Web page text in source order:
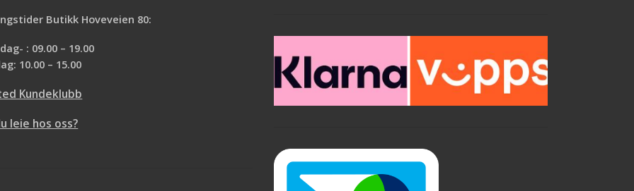
Butikk Hoveveien 80:
: 09.00 – 19.00
10.00 – 15.00
Kundeklubb
leie hos oss?